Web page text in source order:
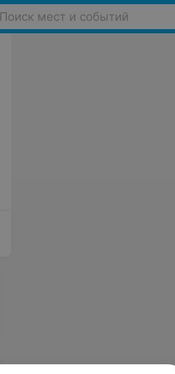
Поиск мест и событий